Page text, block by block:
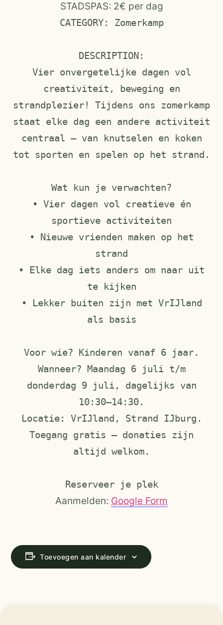
STADSPAS: 2€ per dag
CATEGORY: Zomerkamp
DESCRIPTION:
Vier onvergetelijke dagen vol
creativiteit, beweging en
strandplezier! Tijdens ons zomerkamp
staat elke dag een andere activiteit
centraal — van knutselen en koken
tot sporten en spelen op het strand.
Wat kun je verwachten?
• Vier dagen vol creatieve én
sportieve activiteiten
• Nieuwe vrienden maken op het
strand
• Elke dag iets anders om naar uit
te kijken
• Lekker buiten zijn met VrIJland
als basis
Voor wie? Kinderen vanaf 6 jaar.
Wanneer? Maandag 6 juli t/m
donderdag 9 juli, dagelijks van
10:30–14:30.
Locatie: VrIJland, Strand IJburg.
Toegang gratis — donaties zijn
altijd welkom.
Reserveer je plek
Aanmelden: Google Form
Toevoegen aan kalender